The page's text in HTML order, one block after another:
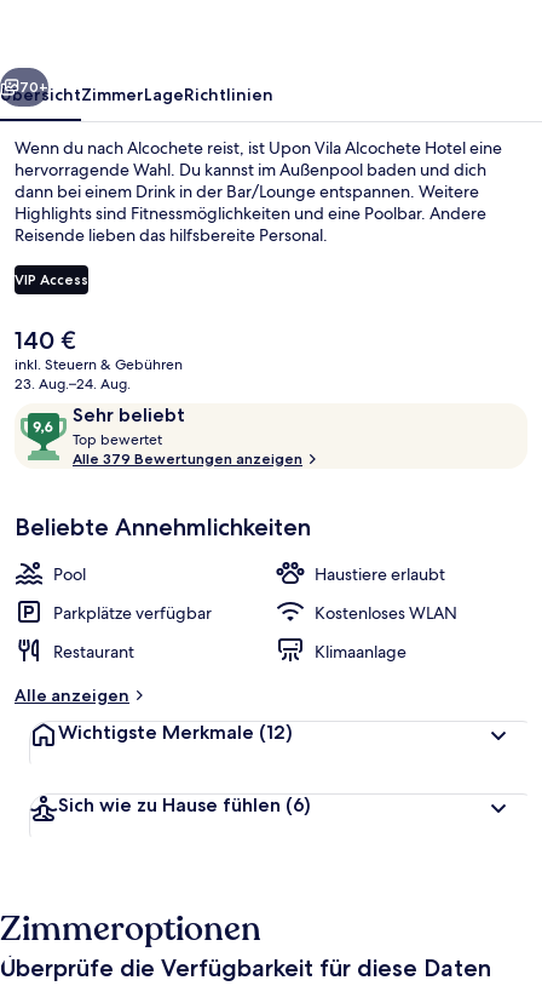
Weiter
70+
ÜbersichtZimmerLageRichtlinien
Wenn du nach Alcochete reist, ist Upon Vila Alcochete Hotel eine
hervorragende Wahl. Du kannst im Außenpool baden und dich
dann bei einem Drink in der Bar/Lounge entspannen. Weitere
Highlights sind Fitnessmöglichkeiten und eine Poolbar. Andere
Reisende lieben das hilfsbereite Personal.
VIP Access
Der
aktuelle
Preis
140 €.
140 €
inkl. Steuern & Gebühren
23. Aug.–24. Aug.
Bewertungen
Sehr beliebt
9,6
von
10,
beliebt
Top bewertet
o
b
r
Alle 379 Bewertungen anzeigen
Beliebte Annehmlichkeiten
Pool
Haustiere erlaubt
Parkplätze verfügbar
Kostenloses WLAN
Restaurant
Klimaanlage
Alle anzeigen
Wichtigste Merkmale (12)
Sich wie zu Hause fühlen (6)
Zimmeroptionen
Überprüfe die Verfügbarkeit für diese Daten